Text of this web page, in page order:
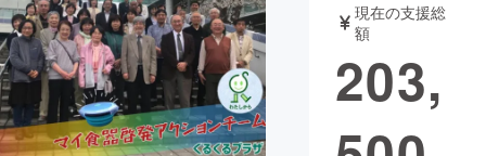
テクノロジー・ガジェット
映像・映画 書籍・雑誌
ビジネス・起業 チャレンジ
現在の支援総
額
203,